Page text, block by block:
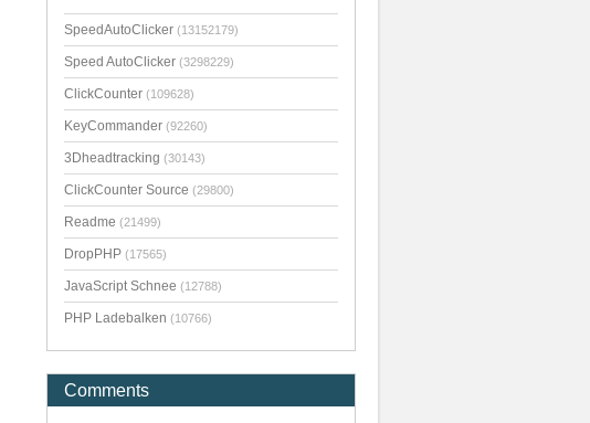
SpeedAutoClicker (13152179)
Speed AutoClicker (3298229)
ClickCounter (109628)
KeyCommander (92260)
3Dheadtracking (30143)
ClickCounter Source (29800)
Readme (21499)
DropPHP (17565)
JavaScript Schnee (12788)
PHP Ladebalken (10766)
Comments